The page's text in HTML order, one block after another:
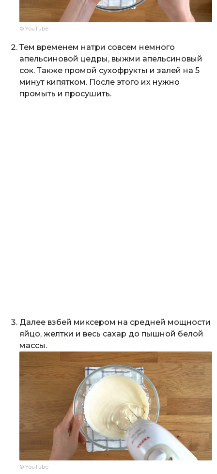
© YouTube
Тем временем натри совсем немного
апельсиновой цедры, выжми апельсиновый
сок. Также промой сухофрукты и залей на 5
минут кипятком. После этого их нужно
промыть и просушить.
Далее взбей миксером на средней мощности
яйцо, желтки и весь сахар до пышной белой
массы.
© YouTube